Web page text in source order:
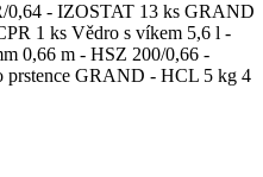
0,64 - IZOSTAT 13 ks GRAND
1 ks Vědro s víkem 5,6 l -
0,66 m - HSZ 200/0,66 -
prstence GRAND - HCL 5 kg 4